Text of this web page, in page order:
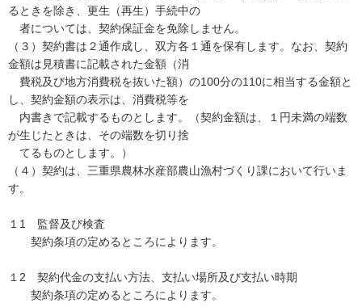
るときを除き、更生（再生）手続中の
者については、契約保証金を免除しません。
（３）契約書は２通作成し、双方各１通を保有します。なお、契約
金額は見積書に記載された金額（消
費税及び地方消費税を抜いた額）の100分の110に相当する金額と
し、契約金額の表示は、消費税等を
内書きで記載するものとします。（契約金額は、１円未満の端数
が生じたときは、その端数を切り捨
てるものとします。）
（４）契約は、三重県農林水産部農山漁村づくり課において行いま
す。
１1 監督及び検査
契約条項の定めるところによります。
１2 契約代金の支払い方法、支払い場所及び支払い時期
契約条項の定めるところによります。